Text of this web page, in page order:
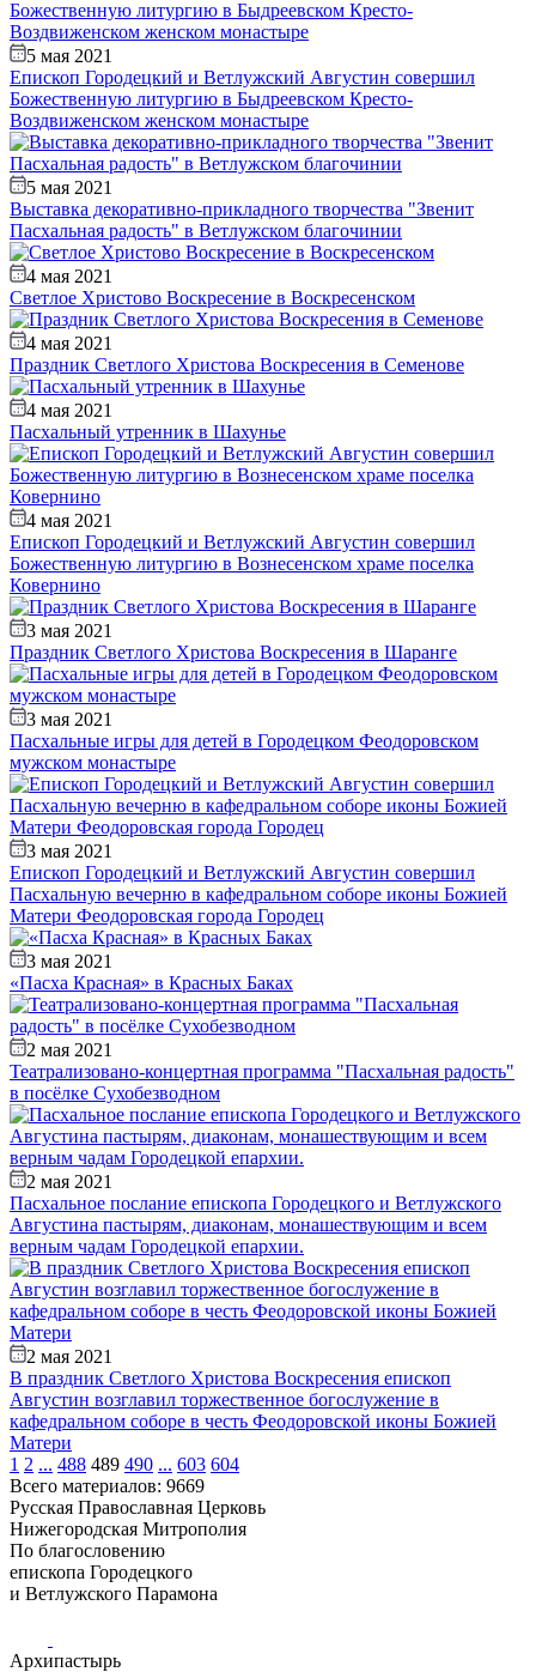
5 мая 2021
Епископ Городецкий и Ветлужский Августин совершил
Божественную литургию в Быдреевском Кресто-
Воздвиженском женском монастыре
5 мая 2021
Выставка декоративно-прикладного творчества "Звенит
Пасхальная радость" в Ветлужском благочинии
4 мая 2021
Светлое Христово Воскресение в Воскресенском
4 мая 2021
Праздник Светлого Христова Воскресения в Семенове
4 мая 2021
Пасхальный утренник в Шахунье
4 мая 2021
Епископ Городецкий и Ветлужский Августин совершил
Божественную литургию в Вознесенском храме поселка
Ковернино
3 мая 2021
Праздник Светлого Христова Воскресения в Шаранге
3 мая 2021
Пасхальные игры для детей в Городецком Феодоровском
мужском монастыре
3 мая 2021
Епископ Городецкий и Ветлужский Августин совершил
Пасхальную вечерню в кафедральном соборе иконы Божией
Матери Феодоровская города Городец
3 мая 2021
«Пасха Красная» в Красных Баках
2 мая 2021
Театрализовано-концертная программа "Пасхальная радость"
в посёлке Сухобезводном
2 мая 2021
Пасхальное послание епископа Городецкого и Ветлужского
Августина пастырям, диаконам, монашествующим и всем
верным чадам Городецкой епархии.
2 мая 2021
В праздник Светлого Христова Воскресения епископ
Августин возглавил торжественное богослужение в
кафедральном соборе в честь Феодоровской иконы Божией
Матери
1 2 ... 488 489 490 ... 603 604
Всего материалов: 9669
Русская Православная Церковь
Нижегородская Митрополия
По благословению
епископа Городецкого
и Ветлужского Парамона
Архипастырь